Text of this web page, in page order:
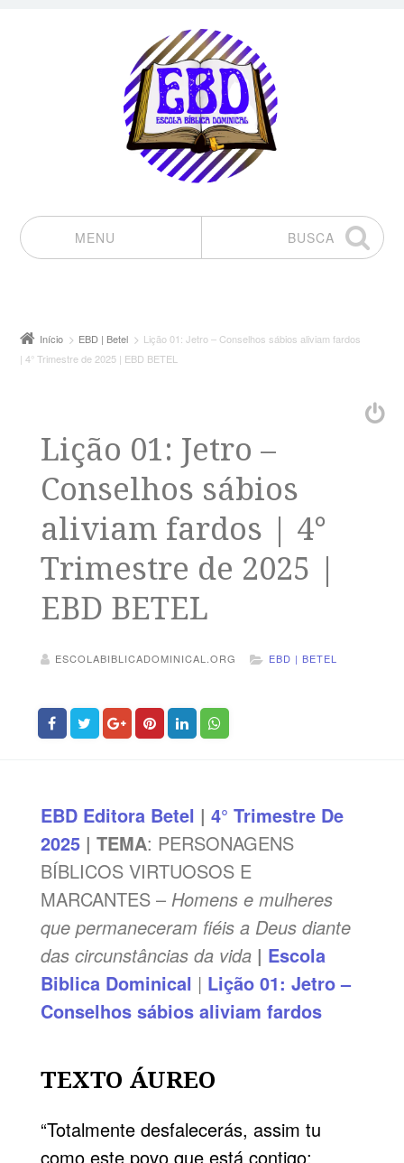
MENU
BUSCA
Início EBD | Betel
Lição 01: Jetro – Conselhos sábios aliviam fardos
| 4° Trimestre de 2025 | EBD BETEL
Lição 01: Jetro –
Conselhos sábios
aliviam fardos | 4°
Trimestre de 2025 |
EBD BETEL
ESCOLABIBLICADOMINICAL.ORG EBD | BETEL
EBD Editora Betel | 4° Trimestre De
2025| TEMA: PERSONAGENS
BÍBLICOS VIRTUOSOS E
MARCANTES – Homens e mulheres
que permaneceram fiéis a Deus diante
das circunstâncias da vida | Escola
Biblica Dominical | Lição 01: Jetro –
Conselhos sábios aliviam fardos
TEXTO ÁUREO
“Totalmente desfalecerás, assim tu
como este povo que está contigo;